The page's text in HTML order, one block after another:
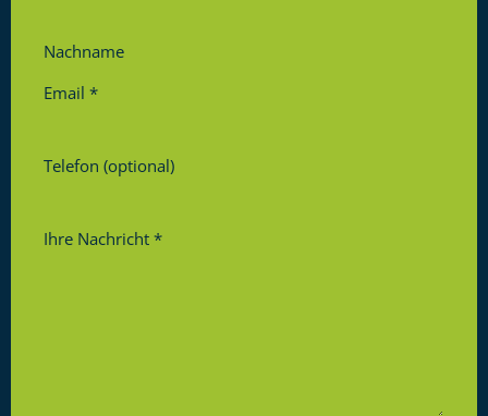
Nachname
Email *
Telefon (optional)
Ihre Nachricht *